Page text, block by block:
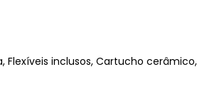
Flexíveis inclusos, Cartucho